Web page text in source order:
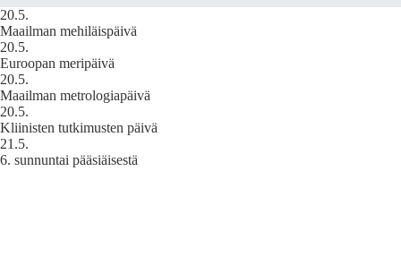
20.5.
Maailman mehiläispäivä
20.5.
Euroopan meripäivä
20.5.
Maailman metrologiapäivä
20.5.
Kliinisten tutkimusten päivä
21.5.
6. sunnuntai pääsiäisestä